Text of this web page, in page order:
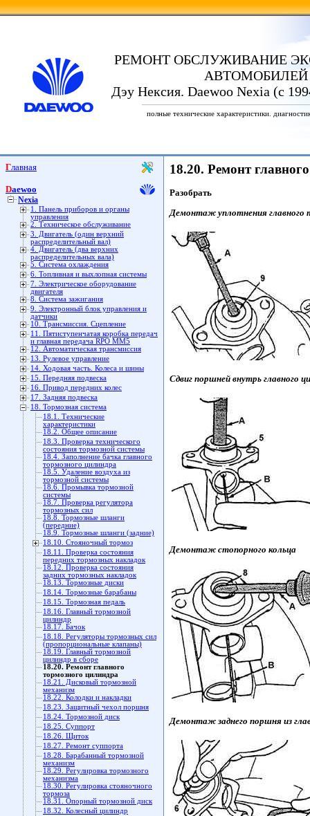
РЕМОНТ ОБСЛУЖИВАНИЕ
АВТОМОБИЛЕЙ
Дэу Нексия. Daewoo Nexia (с
полные технические характеристики.
Главная
Daewoo
Nexia
1. Панель приборов и органы
управления
2. Техническое обслуживание
3. Двигатель (один верхний
распределительный вал)
4. Двигатель (два верхних
распределительных вала)
5. Система охлаждения
6. Топливная и выхлопная системы
7. Электрическое оборудование
двигателя
8. Система зажигания
9. Электронный блок управления и
датчики
10. Трансмиссия. Сцепление
11. Пятиступенчатая коробка передач
и главная передача RPO MM5
12. Автоматическая трансмиссия
13. Рулевое управление
14. Ходовая часть. Колеса и шины
15. Передняя подвеска
16. Привод передних колес
17. Задняя подвеска
18. Тормозная система
18.1. Технические
характеристики
18.2. Общее описание
18.3. Проверка технического
состояния тормозной системы
18.4. Заполнение бачка главного
тормозного цилиндра
18.5. Удаление воздуха из
тормозной системы
18.6. Промывка тормозной
системы
18.7. Проверка регулятора
тормозных сил
18.8. Тормозные шланги
(передние)
18.9. Тормозные шланги (задние)
18.10. Стояночный тормоз
18.11. Проверка состояния
передних тормозных накладок
18.12. Проверка состояния
задних тормозных накладок
18.13. Тормозные диски
18.14. Тормозные барабаны
18.15. Тормозная педаль
18.16. Главный тормозной
цилиндр
18.17. Бачок
18.18. Регуляторы тормозных сил
(пропорциональные клапаны)
18.19. Главный тормозной
цилиндр в сборе
18.20. Ремонт главного
тормозного цилиндра
18.21. Дисковый тормозной
механизм
18.22. Колодки и накладки
18.23. Защитный чехол поршня
18.24. Тормозной диск
18.25. Суппорт
18.26. Щиток
18.27. Ремонт суппорта
18.28. Барабанный тормозной
механизм
18.29. Регулировка тормозного
механизма
18.30. Регулировка стояночного
тормоза
18.31. Опорный тормозной диск
18.32. Колесный цилиндр
18.20. Ремонт
Разобрать
Демонтаж уплотнения главного
Сдвиг поршней внутрь главного
Демонтаж стопорного кольца
Демонтаж заднего поршня из